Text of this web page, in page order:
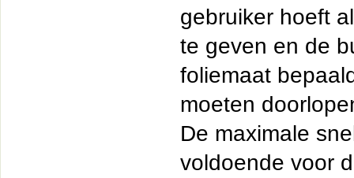
gebruiker hoeft
te geven en de
foliemaat
moeten
De maximale
voldoende voor